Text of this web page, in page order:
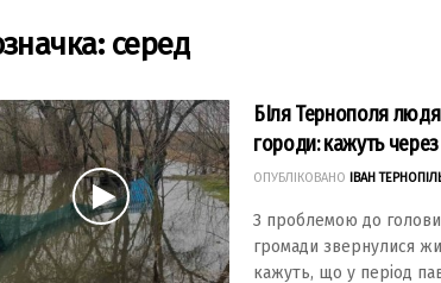
серед
БІля Тернополя
городи: кажуть
ОПУБЛІКОВАНО ІВАН
З проблемою до
громади звернулися
кажуть, що у період